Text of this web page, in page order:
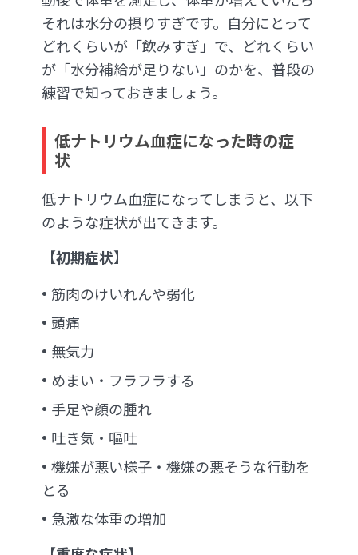
それは水分の摂りすぎです。自分にとって
どれくらいが「飲みすぎ」で、どれくらい
が「水分補給が足りない」のかを、普段の
練習で知っておきましょう。
低ナトリウム血症になった時の症
状
低ナトリウム血症になってしまうと、以下
のような症状が出てきます。
【初期症状】
筋肉のけいれんや弱化
頭痛
無気力
めまい・フラフラする
手足や顔の腫れ
吐き気・嘔吐
機嫌が悪い様子・機嫌の悪そうな行動を
とる
急激な体重の増加